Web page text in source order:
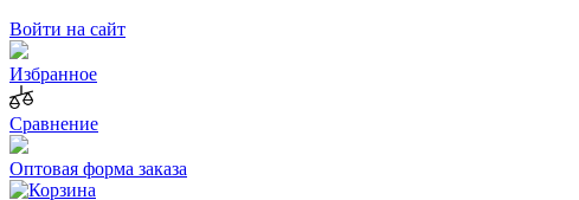
Войти на сайт
Избранное
Сравнение
Оптовая форма заказа